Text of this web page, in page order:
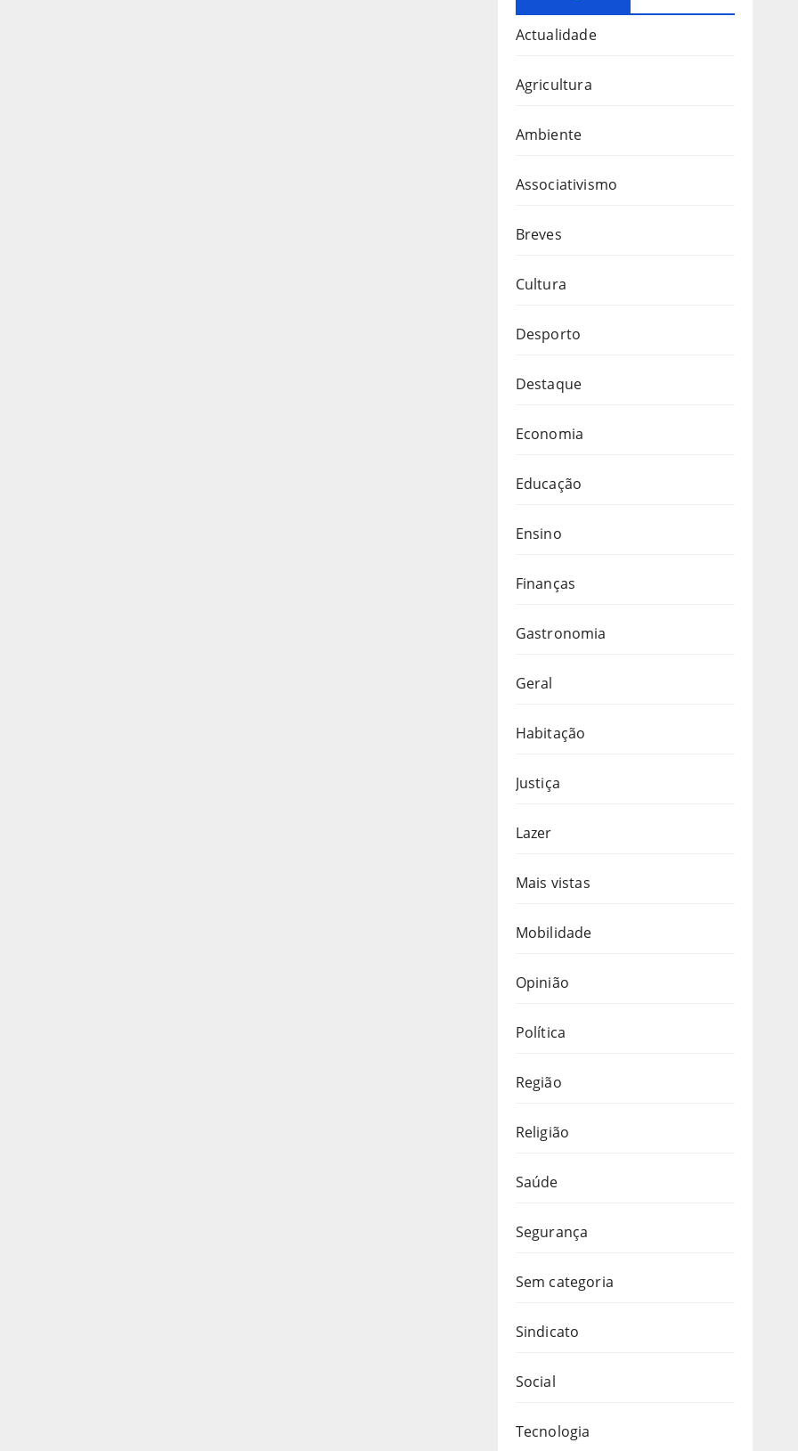
Actualidade
Agricultura
Ambiente
Associativismo
Breves
Cultura
Desporto
Destaque
Economia
Educação
Ensino
Finanças
Gastronomia
Geral
Habitação
Justiça
Lazer
Mais vistas
Mobilidade
Opinião
Política
Região
Religião
Saúde
Segurança
Sem categoria
Sindicato
Social
Tecnologia